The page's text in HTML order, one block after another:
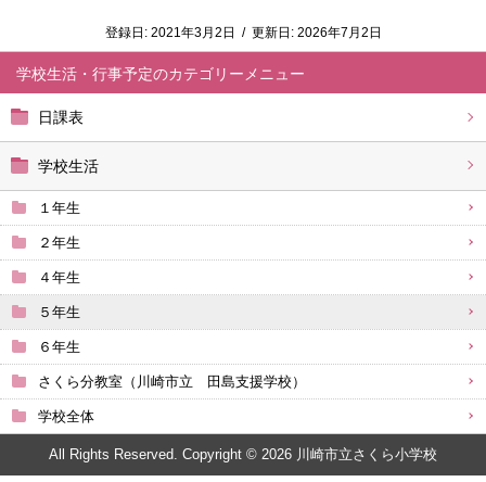
学校生活・行事予定
日課表
学校生活
１年生
２年生
４年生
５年生
６年生
さくら分教室（川崎市立 田島支援学校）
学校全体
登録日: 2021年3月2日 / 更新日: 2026年7月2日
All Rights Reserved. Copyright © 2026 川崎市立さくら小学校